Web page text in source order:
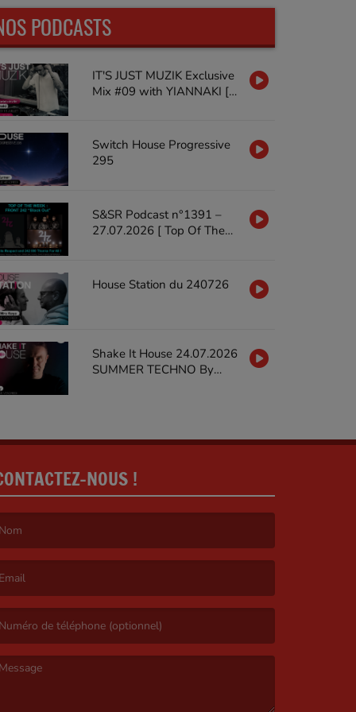
PODCASTS
IT'S JUST MUZIK Exclusive
Mix #09 with YIANNAKI [18
Switch House Progressive
295
S&SR Podcast n°1391 –
27.07.2026 [ Top Of The
House Station du 240726
Shake It House 24.07.2026
SUMMER TECHNO By
NOUS !